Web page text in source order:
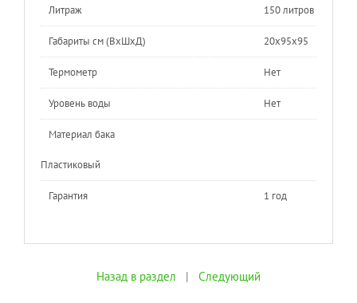
Литраж 150 литров
Габариты см (ВхШхД) 20х95х95
Термометр Нет
Уровень воды Нет
Материал бака
Пластиковый
Гарантия 1 год
Назад в раздел | Следующий